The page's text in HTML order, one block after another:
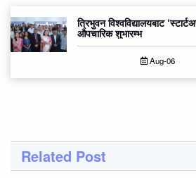
त्रिभुवन विश्वविद्यालयबाट
औपचारिक शुभारम्भ
Aug-06
Related Post